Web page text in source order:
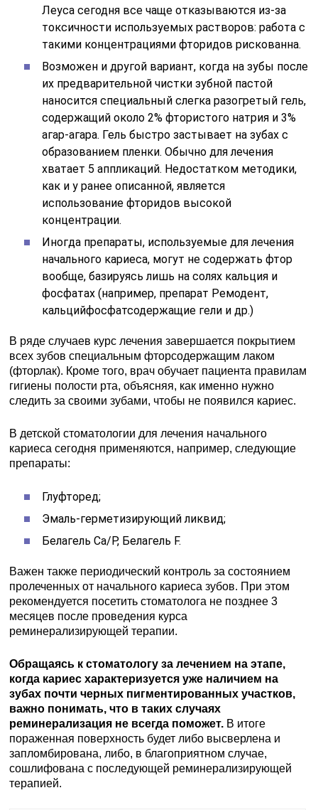
Леуса сегодня все чаще отказываются из-за
токсичности используемых растворов: работа с
такими концентрациями фторидов рискованна.
Возможен и другой вариант, когда на зубы после
их предварительной чистки зубной пастой
наносится специальный слегка разогретый гель,
содержащий около 2% фтористого натрия и 3%
агар-агара. Гель быстро застывает на зубах с
образованием пленки. Обычно для лечения
хватает 5 аппликаций. Недостатком методики,
как и у ранее описанной, является
использование фторидов высокой
концентрации.
Иногда препараты, используемые для лечения
начального кариеса, могут не содержать фтор
вообще, базируясь лишь на солях кальция и
фосфатах (например, препарат Ремодент,
кальцийфосфатсодержащие гели и др.)
В ряде случаев курс лечения завершается покрытием
всех зубов специальным фторсодержащим лаком
(фторлак). Кроме того, врач обучает пациента правилам
гигиены полости рта, объясняя, как именно нужно
следить за своими зубами, чтобы не появился кариес.
В детской стоматологии для лечения начального
кариеса сегодня применяются, например, следующие
препараты:
Глуфторед;
Эмаль-герметизирующий ликвид;
Белагель Ca/P, Белагель F.
Важен также периодический контроль за состоянием
пролеченных от начального кариеса зубов. При этом
рекомендуется посетить стоматолога не позднее 3
месяцев после проведения курса
реминерализирующей терапии.
Обращаясь к стоматологу за лечением на этапе,
когда кариес характеризуется уже наличием на
зубах почти черных пигментированных участков,
важно понимать, что в таких случаях
реминерализация не всегда поможет. В итоге
пораженная поверхность будет либо высверлена и
запломбирована, либо, в благоприятном случае,
сошлифована с последующей реминерализирующей
терапией.